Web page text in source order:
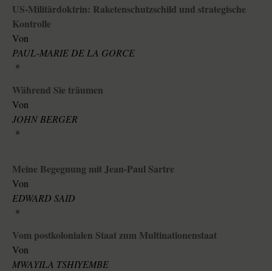
US-Militärdoktrin: Raketenschutzschild und strategische
Kontrolle
Von
PAUL-MARIE DE LA GORCE
*
Während Sie träumen
Von
JOHN BERGER
*
Meine Begegnung mit Jean-Paul Sartre
Von
EDWARD SAID
*
Vom postkolonialen Staat zum Multinationenstaat
Von
MWAYILA TSHIYEMBE